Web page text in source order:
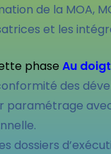
de la MOA,
et les
phase Au
des
paramétrage
dossiers